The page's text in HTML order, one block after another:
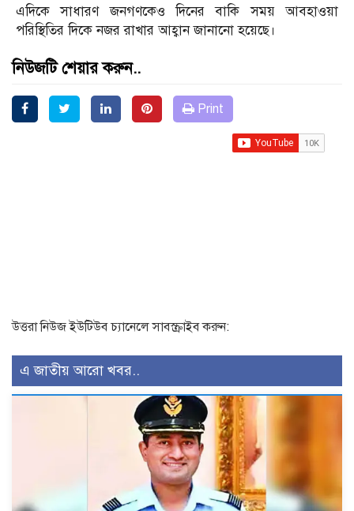
এদিকে সাধারণ জনগণকেও দিনের বাকি সময় আবহাওয়া
পরিস্থিতির দিকে নজর রাখার আহ্বান জানানো হয়েছে।
নিউজটি শেয়ার করুন..
Print
উত্তরা নিউজ ইউটিউব চ্যানেলে সাবস্ক্রাইব করুন:
এ জাতীয় আরো খবর..